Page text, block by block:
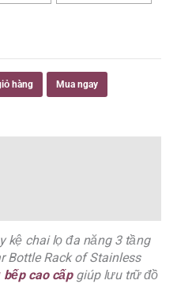
hàng Mua ngay
kệ chai lọ đa năng 3 tầng
Bottle Rack of Stainless
cao cấp giúp lưu trữ đồ